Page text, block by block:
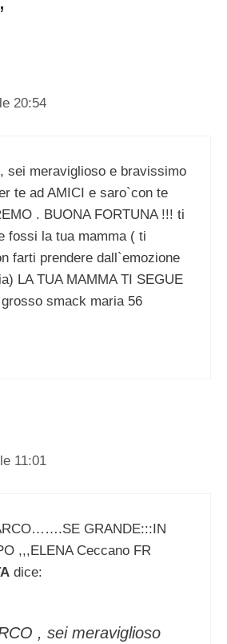
20:54
sei meraviglioso e bravissimo
te ad AMICI e saro`con te
. BUONA FORTUNA !!! ti
fossi la tua mamma ( ti
farti prendere dall`emozione
LA TUA MAMMA TI SEGUE
grosso smack maria 56
11:01
GRANDE:::IN
,,,ELENA Ceccano FR
dice:
, sei meraviglioso